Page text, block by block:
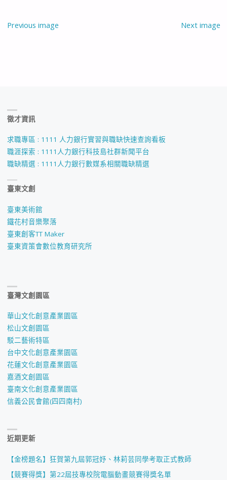
Previous image Next image
徵才資訊
求職專區 : 1111 人力銀行實習與職缺快速查詢看板
職涯探索 : 1111人力銀行科技島社群新聞平台
職缺精選 : 1111人力銀行數媒系相關職缺精選
臺東文創
臺東美術館
鐵花村音樂聚落
臺東創客TT Maker
臺東資策會數位教育研究所
臺灣文創園區
華山文化創意產業園區
松山文創園區
駁二藝術特區
台中文化創意產業園區
花蓮文化創意產業園區
嘉酒文創園區
臺南文化創意產業園區
信義公民會館(四四南村)
近期更新
【金榜題名】狂賀第九屆郭冠妤、林莉芸同學考取正式教師
【競賽得獎】第22屆技專校院電腦動畫競賽得獎名單